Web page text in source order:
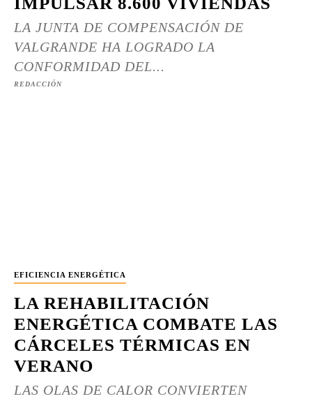
LA JUNTA DE COMPENSACIÓN DE
VALGRANDE HA LOGRADO LA
CONFORMIDAD DEL...
REDACCIÓN
EFICIENCIA ENERGÉTICA
LA REHABILITACIÓN
ENERGÉTICA COMBATE LAS
CÁRCELES TÉRMICAS EN
VERANO
LAS OLAS DE CALOR CONVIERTEN